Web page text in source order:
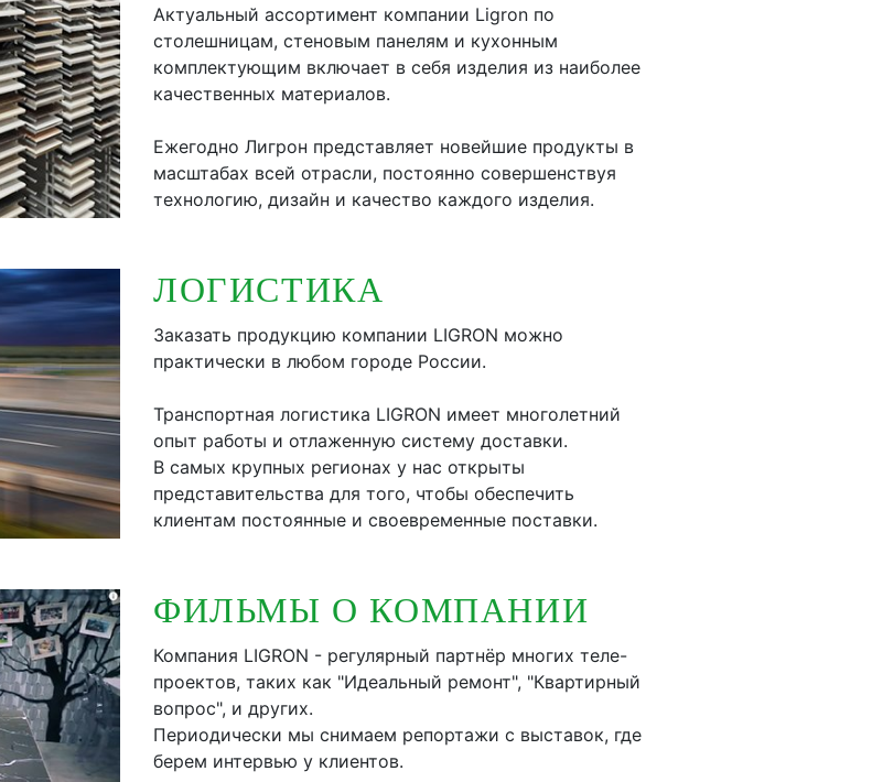
Актуальный ассортимент компании Ligron по
столешницам, стеновым панелям и кухонным
комплектующим включает в себя изделия из наиболее
качественных материалов.
Ежегодно Лигрон представляет новейшие продукты в
масштабах всей отрасли, постоянно совершенствуя
технологию, дизайн и качество каждого изделия.
ЛОГИСТИКА
Заказать продукцию компании LIGRON можно
практически в любом городе России.
Транспортная логистика LIGRON имеет многолетний
опыт работы и отлаженную систему доставки.
В самых крупных регионах у нас открыты
представительства для того, чтобы обеспечить
клиентам постоянные и своевременные поставки.
ФИЛЬМЫ О КОМПАНИИ
Компания LIGRON - регулярный партнёр многих теле-
проектов, таких как "Идеальный ремонт", "Квартирный
вопрос", и других.
Периодически мы снимаем репортажи с выставок, где
берем интервью у клиентов.